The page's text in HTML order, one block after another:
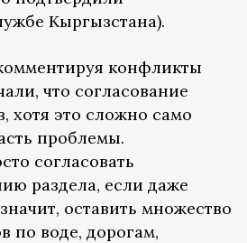
Кыргызстана).
конфликты
что согласование
хотя это сложно само
проблемы.
согласовать
раздела, если даже
оставить множество
по воде, дорогам,